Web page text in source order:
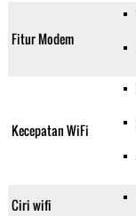
Fitur Modem
Kecepatan WiFi
Ciri wifi